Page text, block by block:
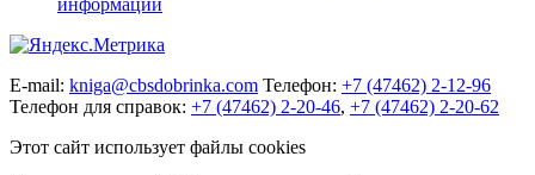
E-mail: kniga@cbsdobrinka.com Телефон: +7 (47462) 2-12-96
Телефон для справок: +7 (47462) 2-20-46, +7 (47462) 2-20-62
Этот сайт использует файлы cookies